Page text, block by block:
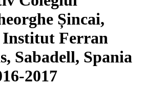
Șincai,
Institut Ferran
Sabadell, Spania
2017